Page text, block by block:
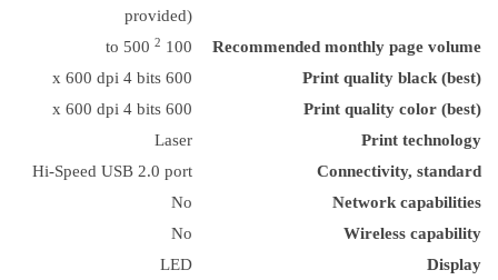
provided)
Recommended monthly page volume
100 to 500
2
Print quality black (best)
600 x 600 dpi 4 bits
Print quality color (best)
600 x 600 dpi 4 bits
Print technology
Laser
Connectivity, standard
Hi-Speed USB 2.0 port
Network capabilities
No
Wireless capability
No
Display
LED